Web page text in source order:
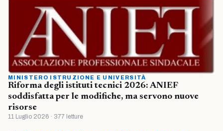
MINISTERO ISTRUZIONE E UNIVERSITÀ
Riforma degli istituti tecnici 2026: ANIEF
soddisfatta per le modifiche, ma servono nuove
risorse
11 Luglio 2026 · 377 letture